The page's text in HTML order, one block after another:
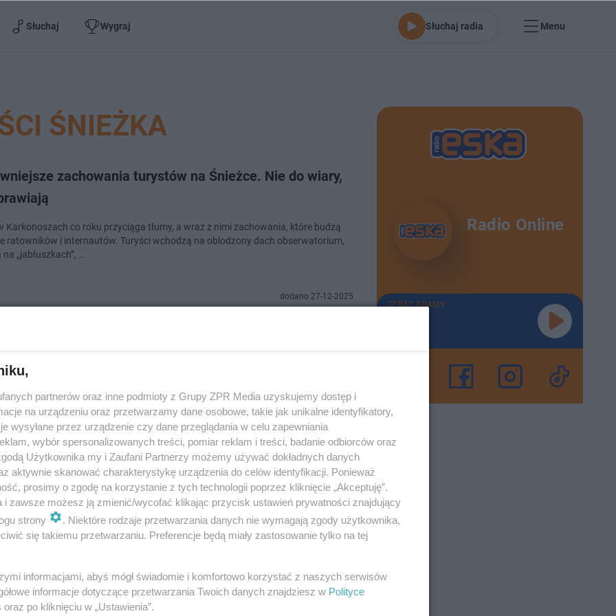
Słuchaj Wygraj Słuchaj radia Menu
ŚNIEŻKA
zachowania turystów na Śnieżce. Nie do wiary,
Karkonoszach co roku przyciąga tłumy, a wraz z nimi zachowania, które budzą
ratowników i internautów. Turyści wchodzą na oblodzony dach obserwatorium,
„jabłuszkach”, …
dodano 27-12-2025
górska to fantastyczna sprawa, jeśli tylko podejdziemy do niej odpowiedzialnie.
szczyty przyciągają górskich amatorów, którzy nie zdają sobie
jak …
dodano 18-2-2025
z trasy na Śnieżkę hitem w sieci. Tak wspinały się
które ciągnęły za …
Radio Online
TERAZ GRAMY
partnerów oraz inne podmioty z Grupy ZPR Media uzyskujemy dostęp i
na urządzeniu oraz przetwarzamy dane osobowe, takie jak unikalne identyfikatory,
wysyłane przez urządzenie czy dane przeglądania w celu zapewniania
wybór spersonalizowanych treści, pomiar reklam i treści, badanie odbiorców oraz
Użytkownika my i Zaufani Partnerzy możemy używać dokładnych danych
aktywnie skanować charakterystykę urządzenia do celów identyfikacji. Ponieważ
prosimy o zgodę na korzystanie z tych technologii poprzez kliknięcie „Akceptuję”.
i zawsze możesz ją zmienić/wycofać klikając przycisk ustawień prywatności znajdujący
strony
. Niektóre rodzaje przetwarzania danych nie wymagają zgody użytkownika,
się takiemu przetwarzaniu. Preferencje będą miały zastosowanie tylko na tej
informacjami, abyś mógł świadomie i komfortowo korzystać z naszych serwisów
informacje dotyczące przetwarzania Twoich danych znajdziesz w Polityce
oraz po kliknięciu w „Ustawienia”.